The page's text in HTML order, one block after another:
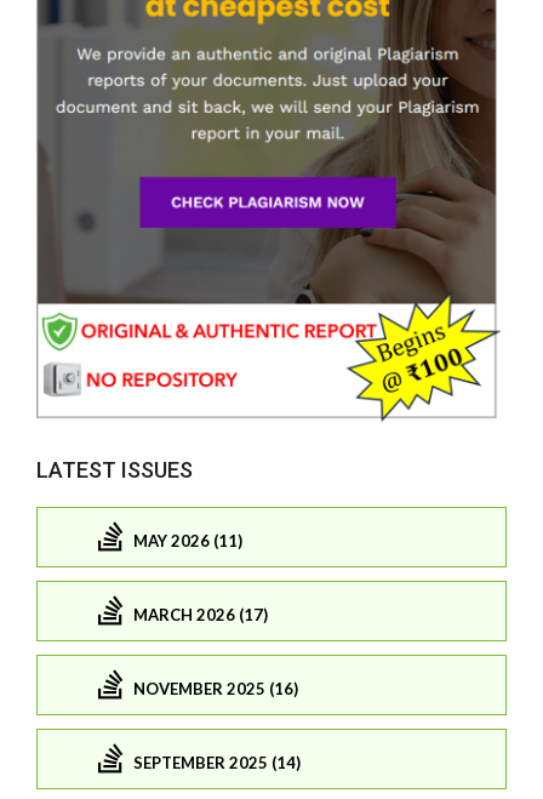
LATEST ISSUES
MAY 2026 (11)
MARCH 2026 (17)
NOVEMBER 2025 (16)
SEPTEMBER 2025 (14)